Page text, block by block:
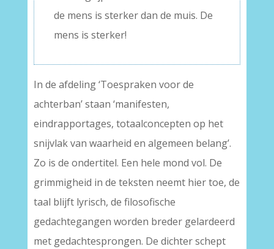
de mens is sterker dan de muis. De
mens is sterker!
In de afdeling ‘Toespraken voor de
achterban’ staan ‘manifesten,
eindrapportages, totaalconcepten op het
snijvlak van waarheid en algemeen belang’.
Zo is de ondertitel. Een hele mond vol. De
grimmigheid in de teksten neemt hier toe, de
taal blijft lyrisch, de filosofische
gedachtegangen worden breder gelardeerd
met gedachtesprongen. De dichter schept